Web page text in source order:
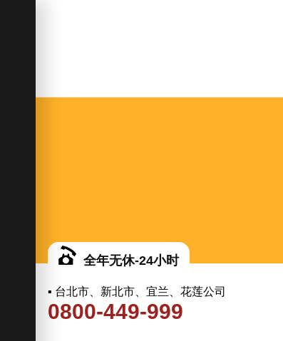
全年无休-24小时
▪ 台北市、新北市、宜兰、花莲公司
0800-449-999